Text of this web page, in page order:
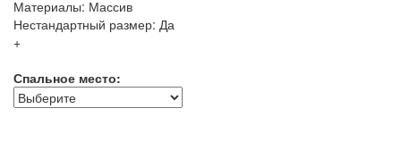
Материалы: Массив
Нестандартный размер: Да
+
Спальное место: